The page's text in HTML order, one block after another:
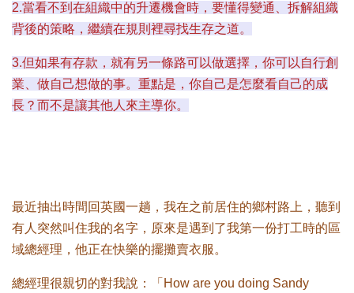
2.當看不到在組織中的升遷機會時，要懂得變通、拆解組織
背後的策略，繼續在規則裡尋找生存之道。
3.但如果有存款，就有另一條路可以做選擇，你可以自行創
業、做自己想做的事。重點是，你自己是怎麼看自己的成
長？而不是讓其他人來主導你。
最近抽出時間回英國一趟，我在之前居住的鄉村路上，聽到
有人突然叫住我的名字，原來是遇到了我第一份打工時的區
域總經理，他正在快樂的擺攤賣衣服。
總經理很親切的對我說：「How are you doing Sandy